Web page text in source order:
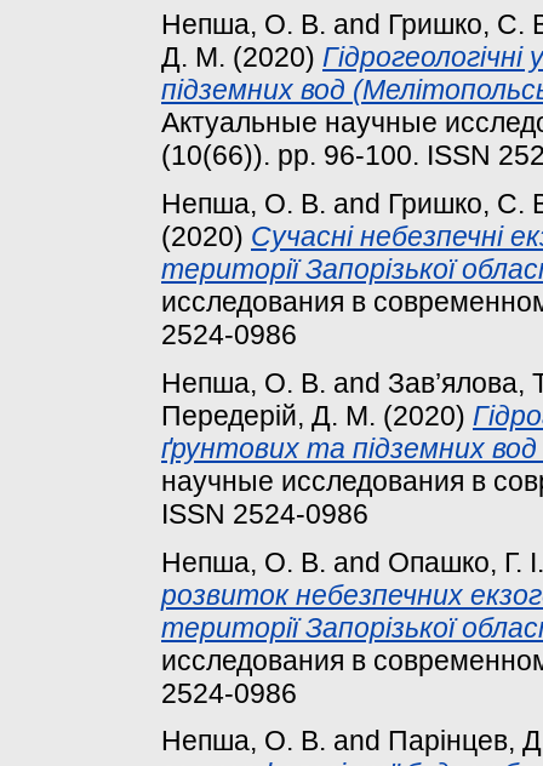
Непша, О. В. and Гришко, С.
Д. М. (2020)
підземних вод
Актуальные научные
(10(66)). pp. 96-100. ISSN
Непша, О. В. and Гришко, С.
(2020) Cучасні небезпечні
території Запорізької
исследования в
2524-0986
Непша, О. В. and Зав’ялова,
Передерій, Д. М. (2020)
ґрунтових та підземних
научные исследования в
ISSN 2524-0986
Непша, О. В. and Опашко, Г. І.
розвиток небезпечних
території Запорізької
исследования в
2524-0986
Непша, О. В. and Парінцев,